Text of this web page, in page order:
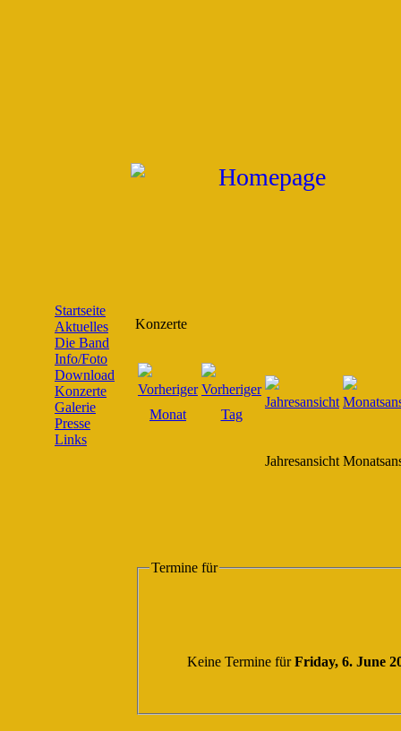
Startseite
Aktuelles
Die Band
Info/Foto
Download
Konzerte
Galerie
Presse
Links
Konzerte
Jahresansicht
Termine für
Keine Termine fürFriday, 6. June